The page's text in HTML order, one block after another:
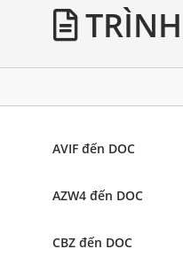
AVIF đến DOC
AZW4 đến DOC
CBZ đến DOC